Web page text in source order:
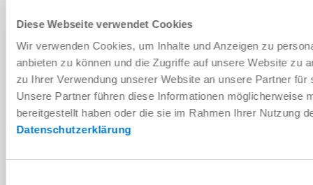
Diese Webseite verwendet Cookies
Wir verwenden Cookies, um Inhalte und Anzeigen zu
anbieten zu können und die Zugriffe auf unsere Website zu
zu Ihrer Verwendung unserer Website an unsere Partner
Unsere Partner führen diese Informationen möglicherweise
bereitgestellt haben oder die sie im Rahmen Ihrer Nutzung
Datenschutzerklärung
Télécharger les données de CAO
Télécharger